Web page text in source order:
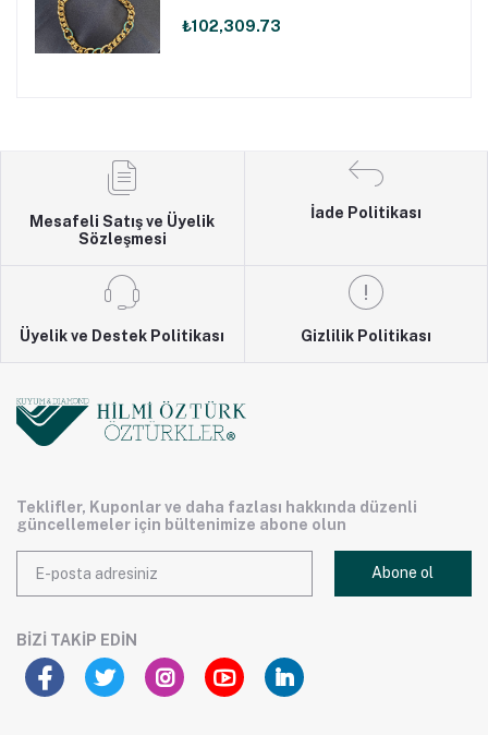
₺102,309.73
Mesafeli Satış ve Üyelik
Sözleşmesi
İade Politikası
Üyelik ve Destek Politikası Gizlilik Politikası
Teklifler, Kuponlar ve daha fazlası hakkında düzenli
güncellemeler için bültenimize abone olun
Abone ol
BIZI TAKIP EDIN